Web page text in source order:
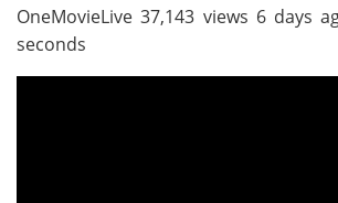
OneMovieLive 37,143 views 6 days
seconds